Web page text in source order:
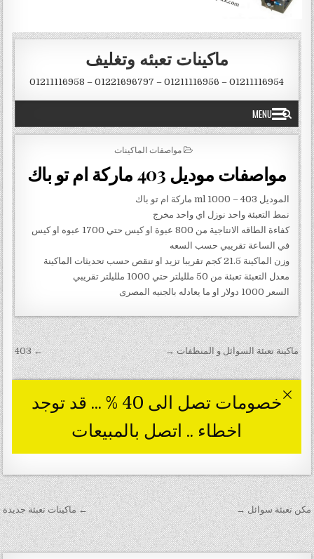
تصفّح المقالات ← ماكينات تعبئة جديدة مكن تعبئة سوائل →